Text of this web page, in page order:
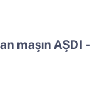
maşın AŞDI -